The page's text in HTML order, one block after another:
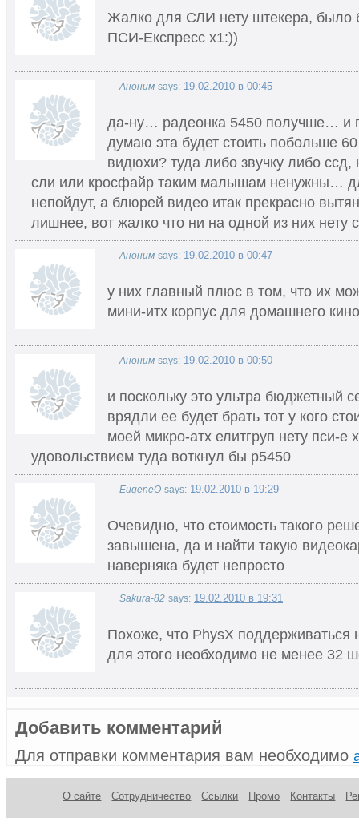
Жалко для СЛИ нету штекера, было
ПСИ-Експресс х1:))
Аноним says: 19.02.2010 в 00:45
да-ну… радеонка 5450 получше… и
думаю эта будет стоить побольше
видюхи? туда либо звучку либо
сли или кросфайр таким малышам ненужны…
непойдут, а блюрей видео итак прекрасно
лишнее, вот жалко что ни на одной из них нету
Аноним says: 19.02.2010 в 00:47
у них главный плюс в том, что их
мини-итх корпус для домашнего
Аноним says: 19.02.2010 в 00:50
и поскольку это ультра бюджетный
врядли ее будет брать тот у кого
моей микро-атх елитгруп нету пси-е
удовольствием туда воткнул бы р5450
EugeneO says: 19.02.2010 в 19:29
Очевидно, что стоимость такого
завышена, да и найти такую
наверняка будет непросто
Sakura-82 says: 19.02.2010 в 19:31
Похоже, что PhysX поддерживаться
для этого необходимо не менее 32
Добавить комментарий
Для отправки комментария вам необходимо
О сайте Сотрудничество Ссылки Промо Контакты